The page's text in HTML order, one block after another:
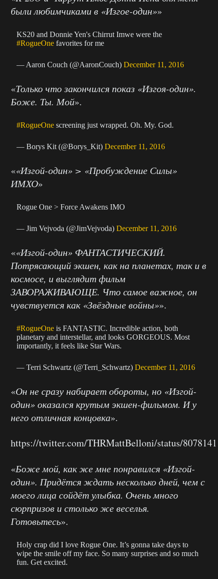
были любимчиками в «Изгое-один»»
KS20 and Donnie Yen's Chirrut Imwe were the
#RogueOne favorites for me
— Aaron Couch (@AaronCouch)December 11, 2016
«Только что закончился показ «Изгоя-один».
Боже. Ты. Мой».
#RogueOne screening just wrapped. Oh. My. God.
— Borys Kit (@Borys_Kit)December 11, 2016
««Изгой-один» > «Пробуждение Силы»
ИМХО»
Rogue One > Force Awakens IMO
— Jim Vejvoda (@JimVejvoda)December 11, 2016
««Изгой-один» ФАНТАСТИЧЕСКИЙ.
Потрясающий экшен, как на планетах, так и в
космосе, и выглядит фильм
ЗАВОРАЖИВАЮЩЕ. Что самое важное, он
чувствуется как «Звёздные войны»».
#RogueOne is FANTASTIC. Incredible action, both
planetary and interstellar, and looks GORGEOUS. Most
importantly, it feels like Star Wars.
— Terri Schwartz (@Terri_Schwartz)December 11, 2016
«Он не сразу набирает обороты, но «Изгой-
один» оказался крутым экшен-фильмом. И у
него отличная концовка».
https://twitter.com/THRMattBelloni/status/
«Боже мой, как же мне понравился «Изгой-
один». Придётся ждать несколько дней, чем с
моего лица сойдёт улыбка. Очень много
сюрпризов и столько же веселья.
Готовьтесь».
Holy crap did I love Rogue One. It’s gonna take days to
wipe the smile off my face. So many surprises and so much
fun. Get excited.